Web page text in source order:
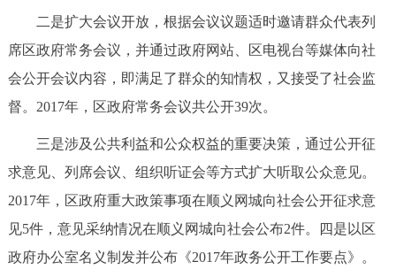
二是扩大会议开放，根据会议议题适时邀请群众代表列
席区政府常务会议，并通过政府网站、区电视台等媒体向社
会公开会议内容，即满足了群众的知情权，又接受了社会监
督。2017年，区政府常务会议共公开39次。
三是涉及公共利益和公众权益的重要决策，通过公开征
求意见、列席会议、组织听证会等方式扩大听取公众意见。
2017年，区政府重大政策事项在顺义网城向社会公开征求意
见5件，意见采纳情况在顺义网城向社会公布2件。四是以区
政府办公室名义制发并公布《2017年政务公开工作要点》。